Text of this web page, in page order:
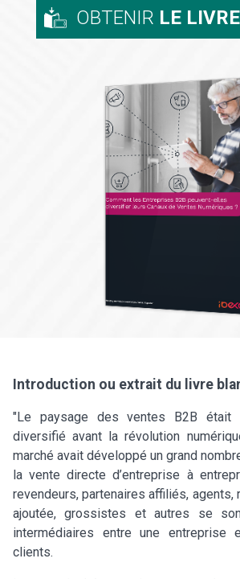
OBTENIR LE
Introduction ou extrait du livre
"Le paysage des ventes B2B était
diversifié avant la révolution
marché avait développé un grand
la vente directe d’entreprise à
revendeurs, partenaires affiliés, agents,
ajoutée, grossistes et autres se
intermédiaires entre une
clients.